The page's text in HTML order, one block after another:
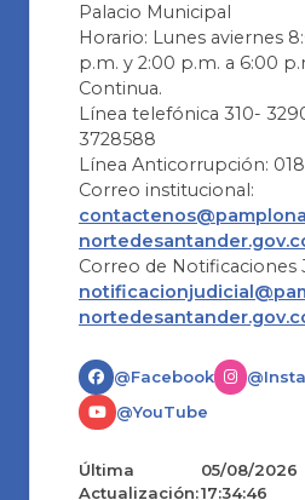
Palacio Municipal
Horario: Lunes aviernes
p.m. y 2:00 p.m. a 6:00
Continua.
Línea telefónica 310-
3728588
Línea Anticorrupción:
Correo institucional:
Correo de Notificaciones
@Facebook
@YouTube
Última
Actualización:
05/08/2026
17:34:46